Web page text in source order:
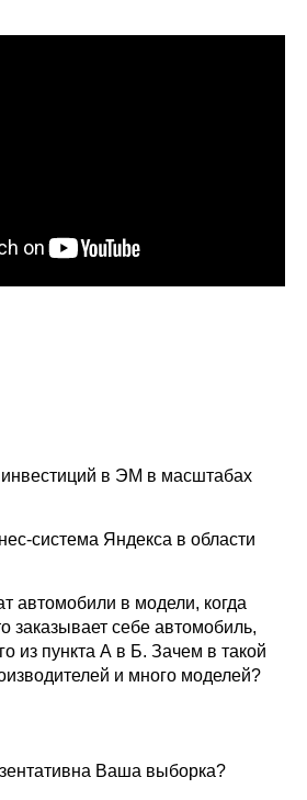
в ЭМ в масштабах
система Яндекса в области
автомобили в модели, когда
заказывает себе автомобиль,
из пункта А в Б. Зачем в такой
и много моделей?
Ваша выборка?